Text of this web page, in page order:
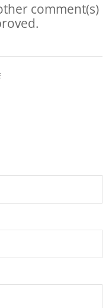
comment(s)